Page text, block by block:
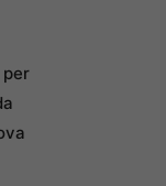
per